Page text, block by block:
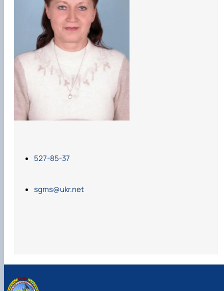
Карлаш Олександр Петрович
Гаркуша Наталія Миколаївна
Кіру Валентина Василівна
Ямков Олександр Володимирович
Білоконь Ольга Борисівна
Тихий Олександр Іванович
527-85-37
sgms@ukr.net